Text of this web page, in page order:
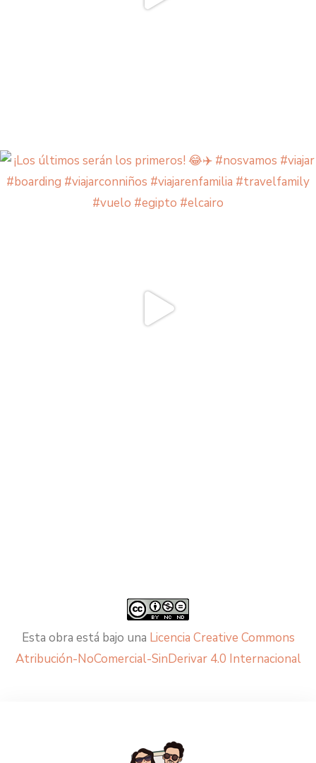
Esta obra está bajo una Licencia Creative Commons
Atribución-NoComercial-SinDerivar 4.0 Internacional